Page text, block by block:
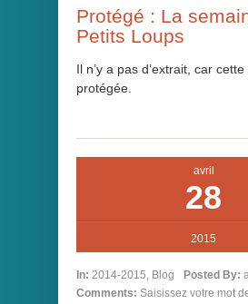
Protégé : La
Petits Loups
Il n’y a pas d’extrait, car
protégée.
avril
28
2015
In: 2014-2015, Blog Posted By:
Comments: Saisissez votre mot